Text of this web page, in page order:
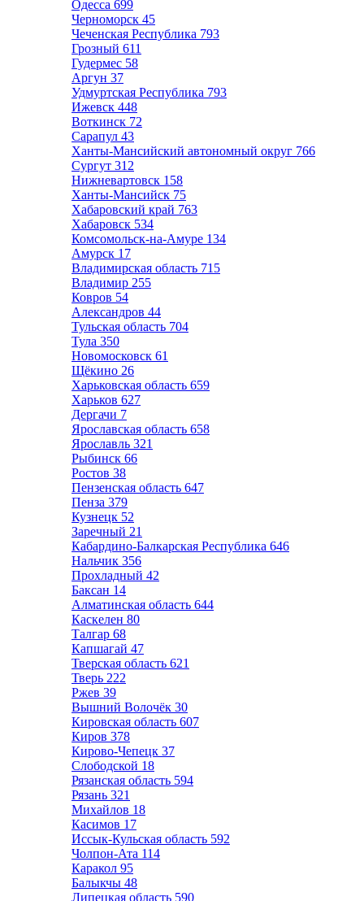
Одесса 699
Черноморск 45
Чеченская Республика 793
Грозный 611
Гудермес 58
Аргун 37
Удмуртская Республика 793
Ижевск 448
Воткинск 72
Сарапул 43
Ханты-Мансийский автономный округ 766
Сургут 312
Нижневартовск 158
Ханты-Мансийск 75
Хабаровский край 763
Хабаровск 534
Комсомольск-на-Амуре 134
Амурск 17
Владимирская область 715
Владимир 255
Ковров 54
Александров 44
Тульская область 704
Тула 350
Новомосковск 61
Щёкино 26
Харьковская область 659
Харьков 627
Дергачи 7
Ярославская область 658
Ярославль 321
Рыбинск 66
Ростов 38
Пензенская область 647
Пенза 379
Кузнецк 52
Заречный 21
Кабардино-Балкарская Республика 646
Нальчик 356
Прохладный 42
Баксан 14
Алматинская область 644
Каскелен 80
Талгар 68
Капшагай 47
Тверская область 621
Тверь 222
Ржев 39
Вышний Волочёк 30
Кировская область 607
Киров 378
Кирово-Чепецк 37
Слободской 18
Рязанская область 594
Рязань 321
Михайлов 18
Касимов 17
Иссык-Кульская область 592
Чолпон-Ата 114
Каракол 95
Балыкчы 48
Липецкая область 590